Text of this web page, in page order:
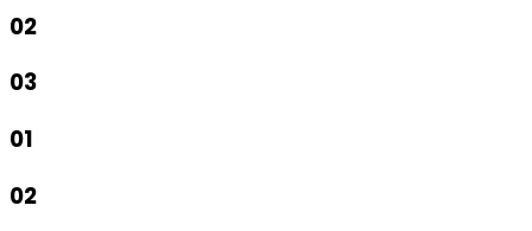
02
03
01
02